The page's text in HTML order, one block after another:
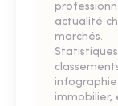
actualité
marchés.
immobilier,